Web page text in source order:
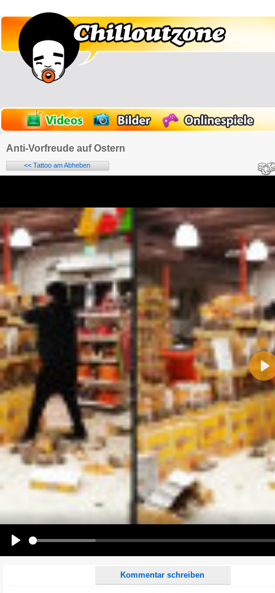
Anti-Vorfreude auf Ostern
<< Tattoo am Abheben
Kommentar schreiben
Name:
E-Mail-Adresse (optional):
Kommentar:
Alle HTML-Tags außer <br>, <strike> und <i> werden aus Deinem Kommentar entfernt.
URLs werden automatisch umgewandelt. Bitte verwende "www." oder "http://" in URLs
Ich möchte eine E-Mail, wenn auf dieser Seite weitere Kommentare erscheinen.